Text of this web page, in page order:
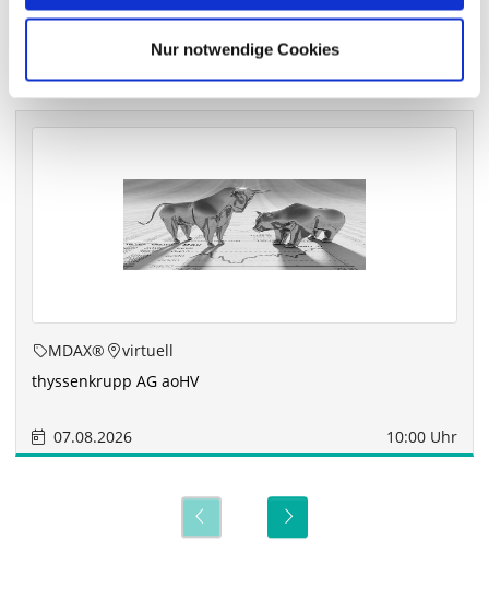
Nur notwendige Cookies
Die nächsten Termine
MDAX®
virtuell
thyssenkrupp AG aoHV
07.08.2026 10:00 Uhr